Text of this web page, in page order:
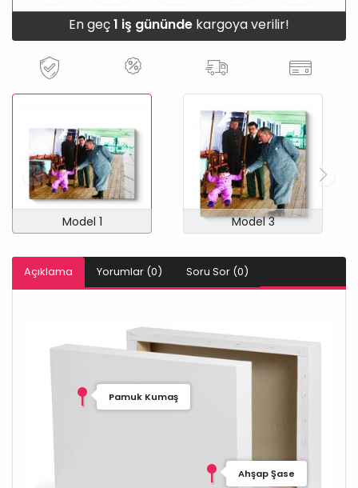
En geç1 iş gününde kargoya verilir!
Model 1 Model 3
Açıklama Yorumlar (0) Soru Sor (0)
Pamuk Kumaş
Ahşap Şase